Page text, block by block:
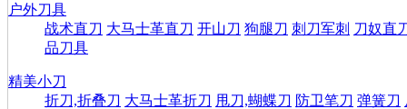
户外刀具
战术直刀 大马士革直刀 开山刀 狗腿刀 刺刀军刺 刀奴直
品刀具
精美小刀
折刀,折叠刀 大马士革折刀 甩刀,蝴蝶刀 防卫笔刀 弹簧刀